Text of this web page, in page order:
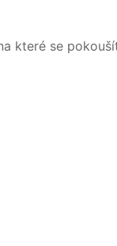
které se